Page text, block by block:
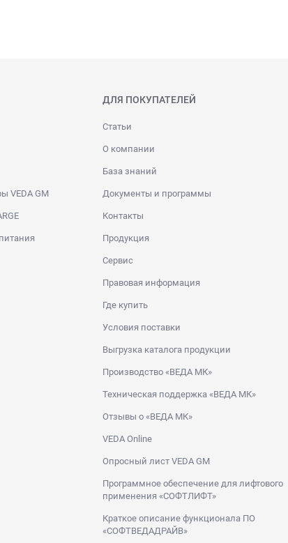
VEDA GM
ДЛЯ ПОКУПАТЕЛЕЙ
Статьи
О компании
База знаний
Документы и программы
Контакты
Продукция
Сервис
Правовая информация
Где купить
Условия поставки
Выгрузка каталога продукции
Производство «ВЕДА МК»
Техническая поддержка «ВЕДА МК»
Отзывы о «ВЕДА МК»
VEDA Online
Опросный лист VEDA GM
Программное обеспечение для лифтового
применения «СОФТЛИФТ»
Краткое описание функционала ПО
«СОФТВЕДАДРАЙВ»